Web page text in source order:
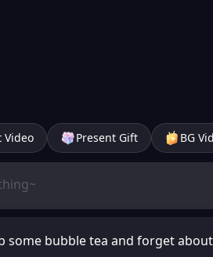
Video Present Gift BG
some bubble tea and forget